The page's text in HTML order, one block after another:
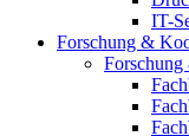
IT-
Forschung &